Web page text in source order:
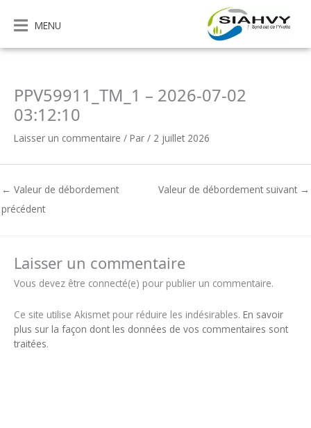
contenu
MENU
PPV59911_TM_1 – 2026-07-02
03:12:10
Laisser un commentaire / Par / 2 juillet 2026
← Valeur de débordement
précédent
Valeur de débordement suivant →
Laisser un commentaire
Vous devez être connecté(e) pour publier un commentaire.
Ce site utilise Akismet pour réduire les indésirables. En savoir
plus sur la façon dont les données de vos commentaires sont
traitées.